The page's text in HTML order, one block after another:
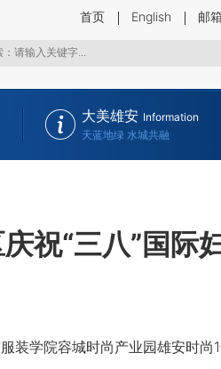
首页 English 邮
大美雄安 Information
天蓝地绿 水城共融
祝“三八”国际
装学院容城时尚产业园雄安时尚